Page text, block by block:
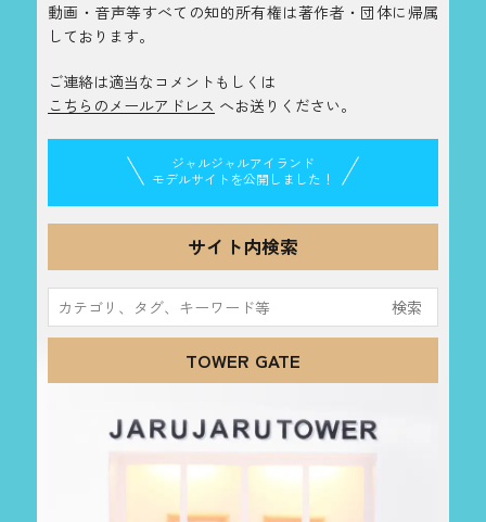
動画・音声等すべての知的所有権は著作者・団体に帰属
しております。
ご連絡は適当なコメントもしくは
こちらのメールアドレス へお送りください。
ジャルジャルアイランド
モデルサイトを公開しました！
サイト内検索
索:
TOWER GATE